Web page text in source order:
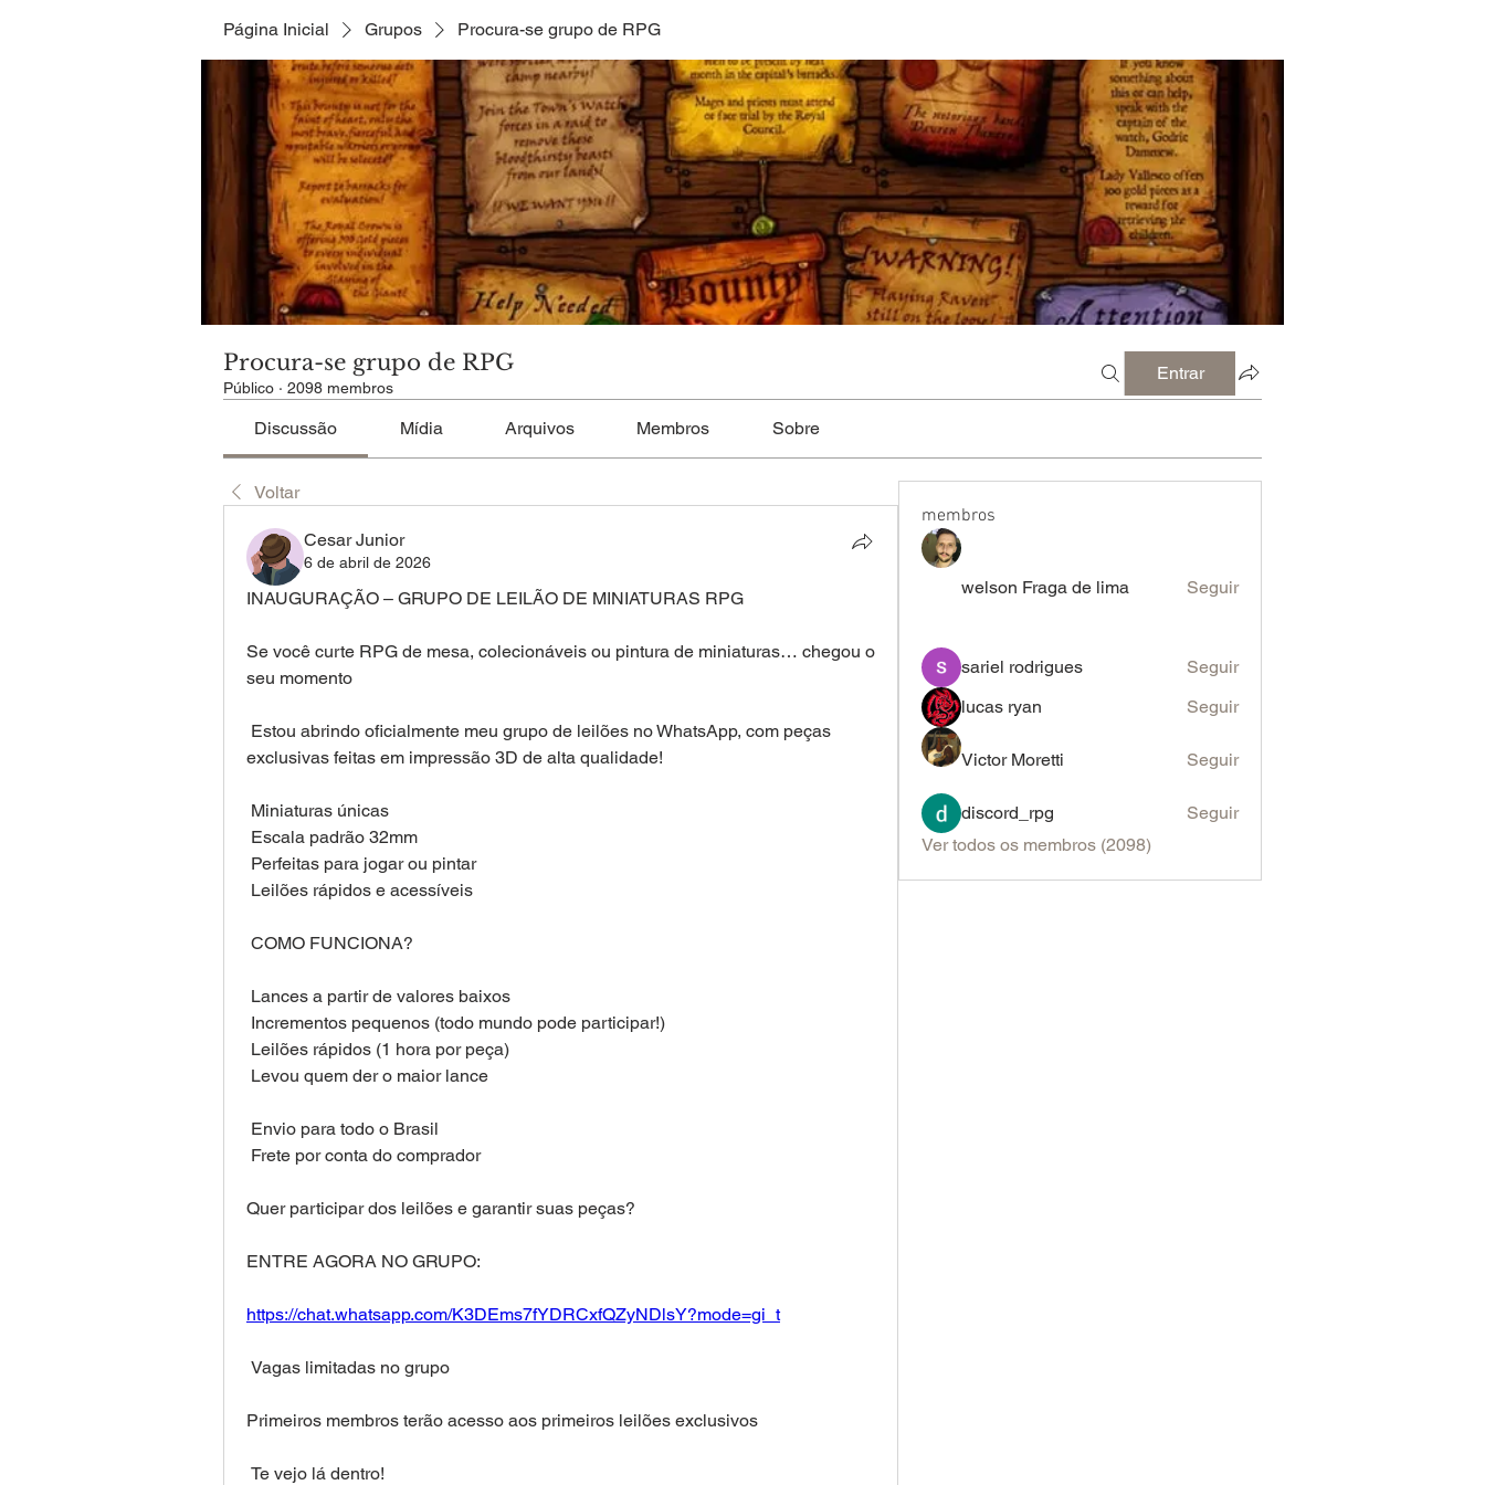
Página Inicial Grupos Procura-se grupo de RPG
Procura-se grupo de RPG
Público · 2098 membros
Entrar
Discussão Mídia Arquivos Membros Sobre
Voltar
Cesar Junior
6 de abril de 2026
INAUGURAÇÃO – GRUPO DE LEILÃO DE MINIATURAS RPG
Se você curte RPG de mesa, colecionáveis ou pintura de miniaturas… chegou o
seu momento
exclusivas feitas em impressão 3D de alta qualidade!
Miniaturas únicas
Escala padrão 32mm
Perfeitas para jogar ou pintar
Leilões rápidos e acessíveis
COMO FUNCIONA?
Lances a partir de valores baixos
Incrementos pequenos (todo mundo pode participar!)
Leilões rápidos (1 hora por peça)
Levou quem der o maior lance
Envio para todo o Brasil
Frete por conta do comprador
Quer participar dos leilões e garantir suas peças?
ENTRE AGORA NO GRUPO:
https://chat.whatsapp.com/K3DEms7fYDRCxfQZyNDlsY?mode=gi_t
Vagas limitadas no grupo
Primeiros membros terão acesso aos primeiros leilões exclusivos
Te vejo lá dentro!
membros
welson Fraga de lima Seguir
sariel rodrigues
Seguir
lucas ryan
Seguir
Victor Moretti Seguir
discord_rpg
Seguir
Ver todos os membros (2098)